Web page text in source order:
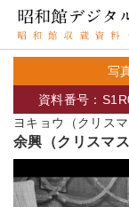
写
ヨキョウ（クリスマ
資料番号：
余興（クリスマス